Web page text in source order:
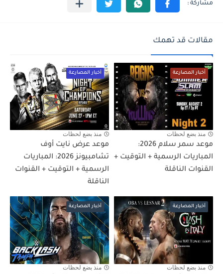
مقالات قد تهمك
أخبار المصارعة
منذ بضع لحظات
موعد سمر سلام 2026:
المباريات الرسمية + التوقيت +
القنوات الناقلة
أخبار المصارعة
منذ بضع لحظات
موعد عرض نايت أوف
تشامبيونز 2026: المباريات
الرسمية + التوقيت + القنوات
الناقلة
أخبار المصارعة
منذ بضع لحظات
أخبار المصارعة
منذ بضع لحظات